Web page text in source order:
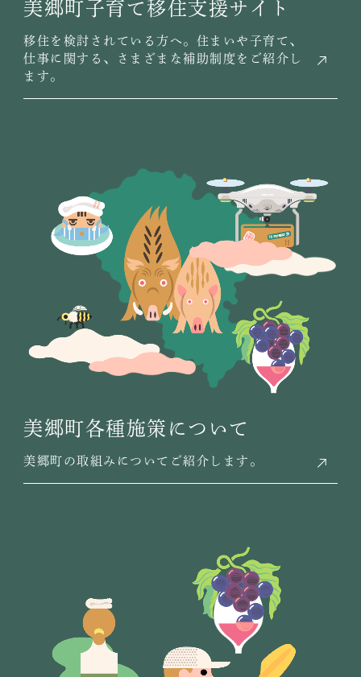
美郷町子育て移住支援サイト
移住を検討されている方へ。住まいや子育て、
仕事に関する、さまざまな補助制度をご紹介し
ます。
美郷町各種施策について
美郷町の取組みについてご紹介します。